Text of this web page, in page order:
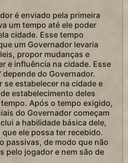
é enviado pela primeira
um tempo até ele poder
cidade. Esse tempo
um Governador levaria
propor mudanças e
e influência na cidade. Esse
do Governador.
se estabelecer na cidade e
estabelecimento deles
Após o tempo exigido,
do Governador começam
a habilidade básica dele,
ele possa ter recebido.
passivas, de modo que não
pelo jogador e nem são de